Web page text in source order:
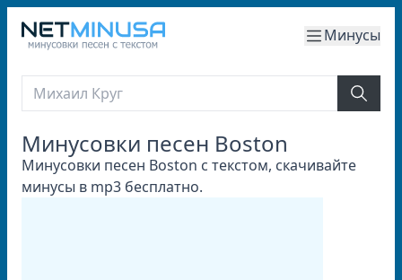
Минусы
Минусовки песен Boston
Минусовки песен Boston с текстом, скачивайте
минусы в mp3 бесплатно.